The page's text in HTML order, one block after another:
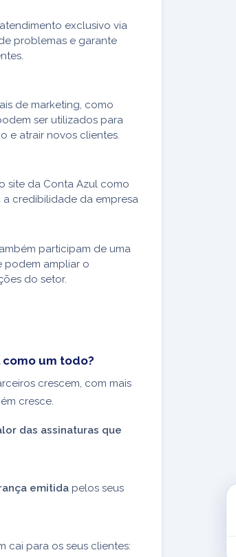
exclusivo via
problemas e garante
de marketing, como
ser utilizados para
e atrair novos clientes.
site da Conta Azul como
credibilidade da empresa
participam de uma
podem ampliar o
do setor.
como um todo?
crescem, com mais
cresce.
das assinaturas que
emitida pelos seus
cai para os seus clientes: